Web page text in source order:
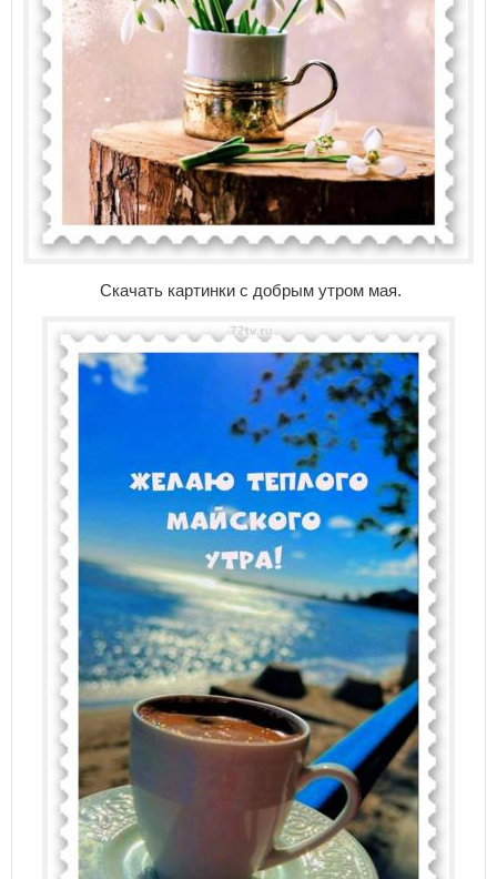
Скачать картинки с добрым утром мая.